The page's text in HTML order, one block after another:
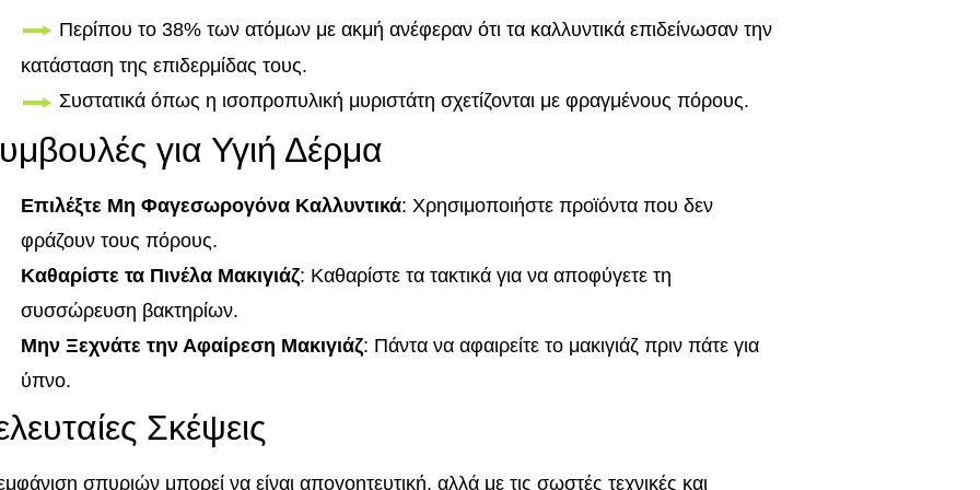
Περίπου το 38% των ατόμων με ακμή ανέφεραν ότι τα καλλυντικά επιδείνωσαν την
κατάσταση της επιδερμίδας τους.
Συστατικά όπως η ισοπροπυλική μυριστάτη σχετίζονται με φραγμένους πόρους.
για Υγιή Δέρμα
Επιλέξτε Μη Φαγεσωρογόνα Καλλυντικά: Χρησιμοποιήστε προϊόντα που δεν
φράζουν τους πόρους.
Καθαρίστε τα Πινέλα Μακιγιάζ: Καθαρίστε τα τακτικά για να αποφύγετε τη
συσσώρευση βακτηρίων.
Μην Ξεχνάτε την Αφαίρεση Μακιγιάζ: Πάντα να αφαιρείτε το μακιγιάζ πριν πάτε για
ύπνο.
Σκέψεις
σπυριών μπορεί να είναι απογοητευτική, αλλά με τις σωστές τεχνικές και